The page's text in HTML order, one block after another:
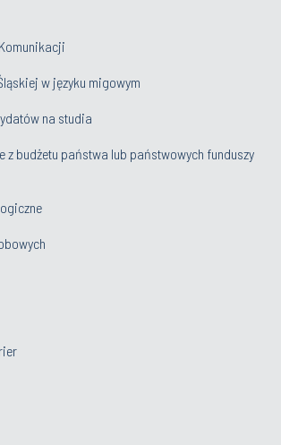
w języku migowym
na studia
z budżetu państwa lub państwowych funduszy